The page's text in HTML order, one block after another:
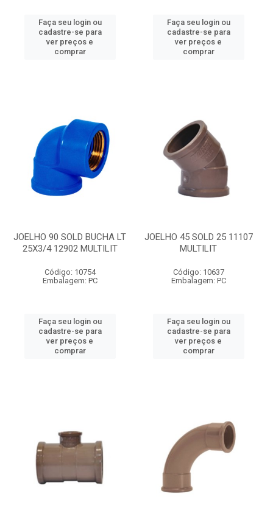
Faça seu login ou
cadastre-se para
ver preços e
comprar
Faça seu login ou
cadastre-se para
ver preços e
comprar
JOELHO 90 SOLD BUCHA LT
25X3/4 12902 MULTILIT
Código: 10754
Embalagem: PC
Faça seu login ou
cadastre-se para
ver preços e
comprar
JOELHO 45 SOLD 25 11107
MULTILIT
Código: 10637
Embalagem: PC
Faça seu login ou
cadastre-se para
ver preços e
comprar